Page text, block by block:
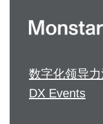
数字化领导
DX Events